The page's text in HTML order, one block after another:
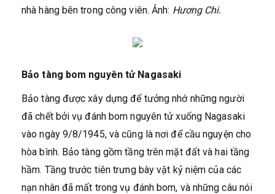
nhà hàng bên trong công viên. Ảnh: Hương Chi.
Bảo tàng bom nguyên tử Nagasaki
Bảo tàng được xây dựng để tưởng nhớ những người
đã chết bởi vụ đánh bom nguyên tử xuống Nagasaki
vào ngày 9/8/1945, và cũng là nơi để cầu nguyện cho
hòa bình. Bảo tàng gồm tầng trên mặt đất và hai tầng
hầm. Tầng trước tiên trưng bày vật kỷ niệm của các
nạn nhân đã mất trong vụ đánh bom, và những câu nói